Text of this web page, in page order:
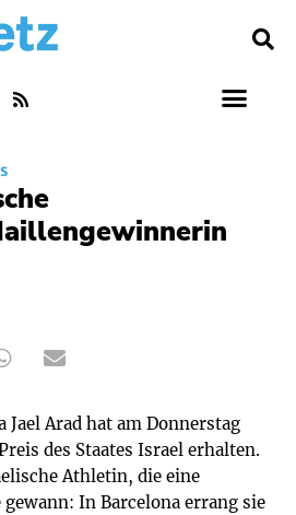
Jael Arad hat am Donnerstag
des Staates Israel erhalten.
Athletin, die eine
In Barcelona errang sie